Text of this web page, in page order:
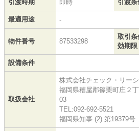
引渡時期 即時 引渡条
最適用途 -
物件番号 87533298
取引条
効期限
設備条件
取扱会社
株式会社チェック・リー
福岡県糟屋郡篠栗町庄２
03
TEL:092-692-5521
福岡県知事 (2) 第19379号